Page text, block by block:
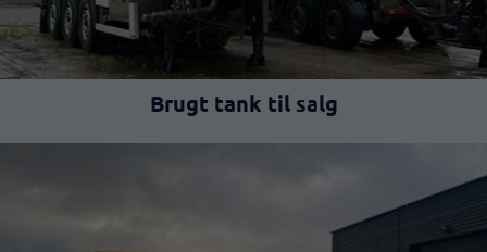
Brugt tank til salg